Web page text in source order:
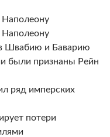
Швабию и Баварию
были признаны Рейн
ряд имперских
потери